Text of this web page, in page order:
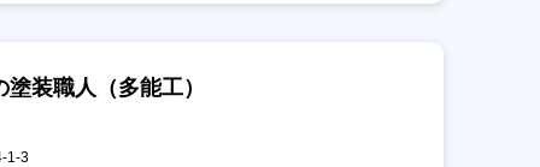
装職人（多能工）
1-3